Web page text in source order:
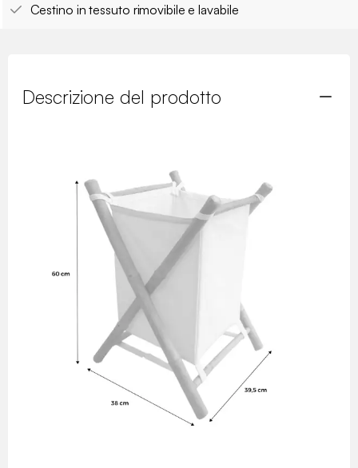
Cestino in tessuto rimovibile e lavabile
Descrizione del prodotto